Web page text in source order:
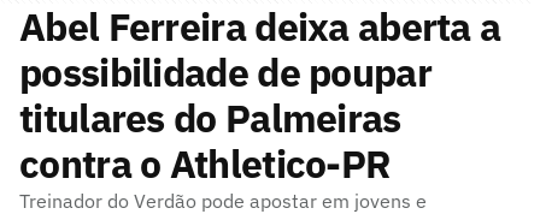
Abel Ferreira deixa aberta a
possibilidade de poupar
titulares do Palmeiras
contra o Athletico-PR
Treinador do Verdão pode apostar em jovens e